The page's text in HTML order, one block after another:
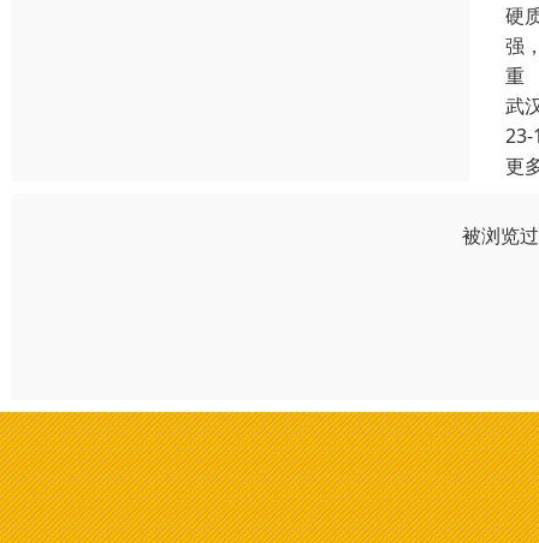
硬
强
重
武
23-
更
被浏览